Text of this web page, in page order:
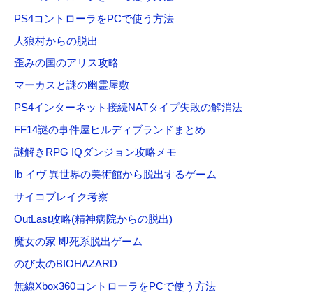
PS4コントローラをPCで使う方法
人狼村からの脱出
歪みの国のアリス攻略
マーカスと謎の幽霊屋敷
PS4インターネット接続NATタイプ失敗の解消法
FF14謎の事件屋ヒルディブランドまとめ
謎解きRPG IQダンジョン攻略メモ
Ib イヴ 異世界の美術館から脱出するゲーム
サイコブレイク考察
OutLast攻略(精神病院からの脱出)
魔女の家 即死系脱出ゲーム
のび太のBIOHAZARD
無線Xbox360コントローラをPCで使う方法